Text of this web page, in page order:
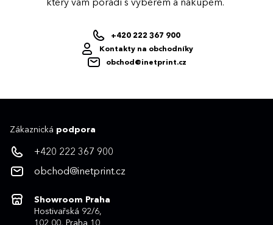
který vám poradí s výběrem a nákupem.
+420 222 367 900
Kontakty na obchodníky
obchod@inetprint.cz
Zákaznická podpora
+420 222 367 900
obchod@inetprint.cz
Showroom Praha
Hostivařská 92/6,
102 00, Praha 10